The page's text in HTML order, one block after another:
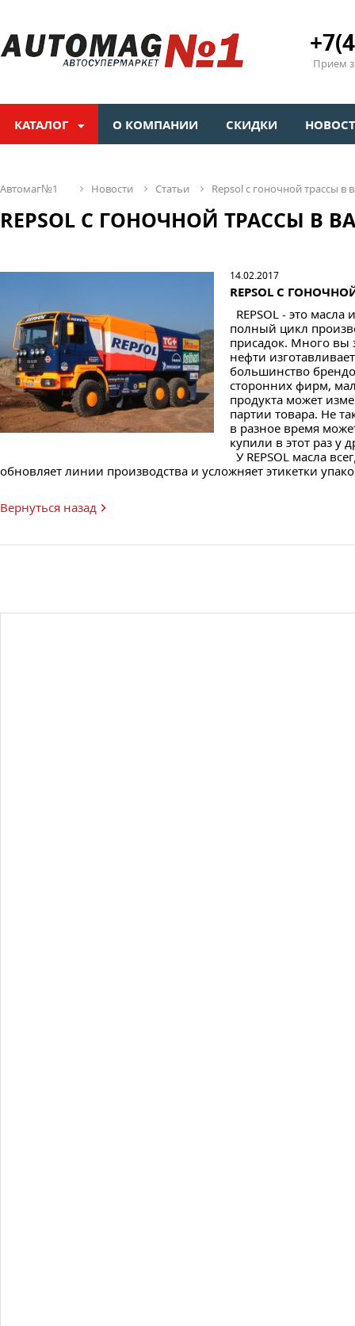
Прием
КАТАЛОГ О КОМПАНИИ СКИДКИ
автомаг№1 новости статьи repsol с гоночной трассы в
REPSOL С ГОНОЧНОЙ ТРАССЫ В
14.02.2017
REPSOL С
REPSOL - это
полный цикл
присадок. Много вы
нефти
большинство
сторонних фирм,
продукта может
партии товара. Не
в разное время
купили в этот раз у
У REPSOL масла
обновляет линии производства и усложняет этикетки
Вернуться назад